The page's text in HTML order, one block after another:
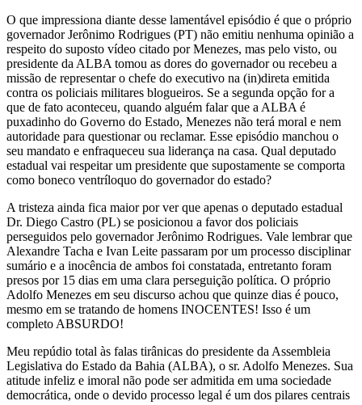
O que impressiona diante desse lamentável episódio é que o próprio
governador Jerônimo Rodrigues (PT) não emitiu nenhuma opinião a
respeito do suposto vídeo citado por Menezes, mas pelo visto, ou
presidente da ALBA tomou as dores do governador ou recebeu a
missão de representar o chefe do executivo na (in)direta emitida
contra os policiais militares blogueiros. Se a segunda opção for a
que de fato aconteceu, quando alguém falar que a ALBA é
puxadinho do Governo do Estado, Menezes não terá moral e nem
autoridade para questionar ou reclamar. Esse episódio manchou o
seu mandato e enfraqueceu sua liderança na casa. Qual deputado
estadual vai respeitar um presidente que supostamente se comporta
como boneco ventríloquo do governador do estado?
A tristeza ainda fica maior por ver que apenas o deputado estadual
Dr. Diego Castro (PL) se posicionou a favor dos policiais
perseguidos pelo governador Jerônimo Rodrigues. Vale lembrar que
Alexandre Tacha e Ivan Leite passaram por um processo disciplinar
sumário e a inocência de ambos foi constatada, entretanto foram
presos por 15 dias em uma clara perseguição política. O próprio
Adolfo Menezes em seu discurso achou que quinze dias é pouco,
mesmo em se tratando de homens INOCENTES! Isso é um
completo ABSURDO!
Meu repúdio total às falas tirânicas do presidente da Assembleia
Legislativa do Estado da Bahia (ALBA), o sr. Adolfo Menezes. Sua
atitude infeliz e imoral não pode ser admitida em uma sociedade
democrática, onde o devido processo legal é um dos pilares centrais